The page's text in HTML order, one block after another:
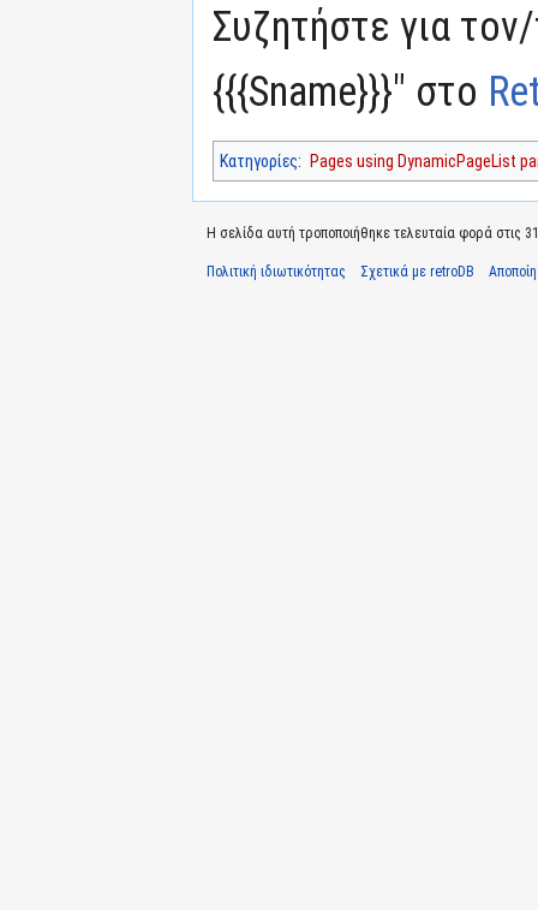
Συζητήστε για
{{{Sname}}}" στο
Κατηγορίες: Pages using DynamicPageList
Η σελίδα αυτή τροποποιήθηκε τελευταία φορά στις
Πολιτική ιδιωτικότητας Σχετικά με retroDB